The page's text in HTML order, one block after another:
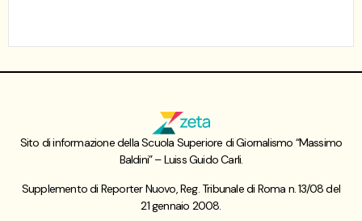
Sito di informazione della Scuola Superiore di Giornalismo “Massimo
Baldini” – Luiss Guido Carli.
Supplemento di Reporter Nuovo, Reg. Tribunale di Roma n. 13/08 del
21 gennaio 2008.